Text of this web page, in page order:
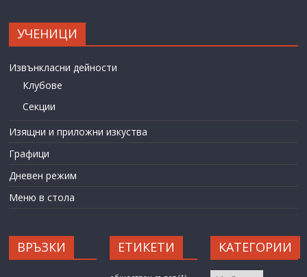
УЧЕНИЦИ
Извънкласни дейности
Клубове
Секции
Изящни и приложни изкуства
Графици
Дневен режим
Меню в стола
ВРЪЗКИ ЕТИКЕТИ КАТЕГОРИИ